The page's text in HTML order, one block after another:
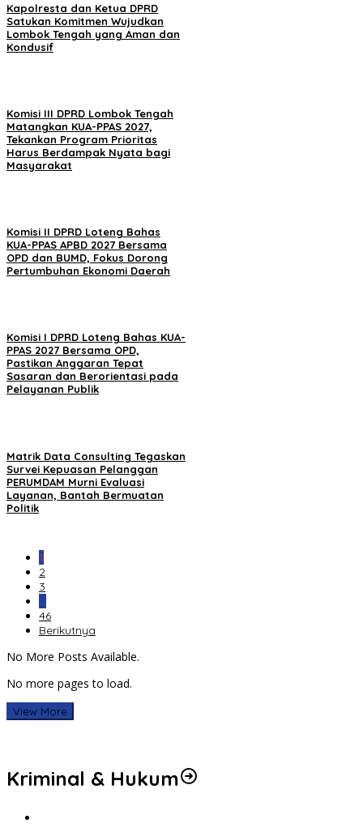
Kapolresta dan Ketua DPRD
Satukan Komitmen Wujudkan
Lombok Tengah yang Aman dan
Kondusif
Komisi III DPRD Lombok Tengah
Matangkan KUA-PPAS 2027,
Tekankan Program Prioritas
Harus Berdampak Nyata bagi
Masyarakat
Komisi II DPRD Loteng Bahas
KUA-PPAS APBD 2027 Bersama
OPD dan BUMD, Fokus Dorong
Pertumbuhan Ekonomi Daerah
Komisi I DPRD Loteng Bahas KUA-
PPAS 2027 Bersama OPD,
Pastikan Anggaran Tepat
Sasaran dan Berorientasi pada
Pelayanan Publik
Matrik Data Consulting Tegaskan
Survei Kepuasan Pelanggan
PERUMDAM Murni Evaluasi
Layanan, Bantah Bermuatan
Politik
1
2
3
…
46
Berikutnya
No More Posts Available.
No more pages to load.
View More
Kriminal & Hukum